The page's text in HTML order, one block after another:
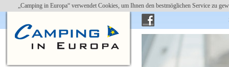
„Camping in Europa“ verwendet Cookies, um Ihnen den bestmöglichen Service zu